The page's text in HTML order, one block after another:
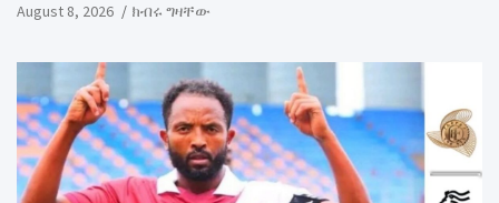
August 8, 2026 ክብሩ ግዛቸው